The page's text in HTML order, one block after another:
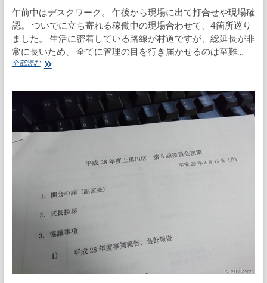
午前中はデスクワーク。 午後から現場に出て打合せや現場確
認。 ついでに立ち寄れる稼働中の現場合わせて、4箇所巡り
ました。 生活に密着している路線が村道ですが、総延長が非
常に長いため、 全てに管理の目を行き届かせるのは至難…
全部読む現
今